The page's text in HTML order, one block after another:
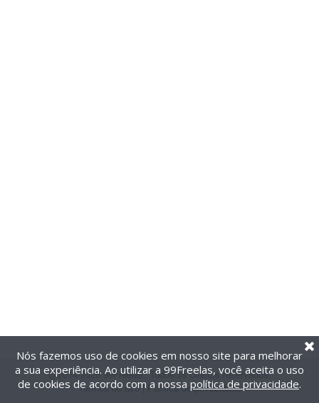
@2014-2026 99Freelas. Todos os direitos reservados.
Termos de uso| Política de privacidade
Nós fazemos uso de cookies em nosso site para melhorar
a sua experiência. Ao utilizar a 99Freelas, você aceita o uso
de cookies de acordo com a nossa política de privacidade.